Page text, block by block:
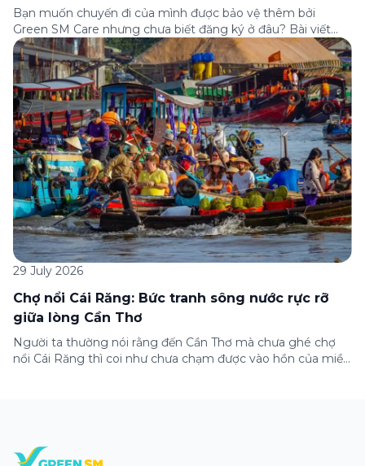
Bạn muốn chuyến đi của mình được bảo vệ thêm bởi
Green SM Care nhưng chưa biết đăng ký ở đâu? Bài viết
dưới đây sẽ hướng dẫn chi tiết cách tham gia (và hủy tham
gia) gói bảo hiểm này ngay trên ứng dụng Green SM, cùng
những lưu ý quan trọng trước khi […]
29 July 2026
Chợ nổi Cái Răng: Bức tranh sông nước rực rỡ
giữa lòng Cần Thơ
Người ta thường nói rằng đến Cần Thơ mà chưa ghé chợ
nổi Cái Răng thì coi như chưa chạm được vào hồn của miền